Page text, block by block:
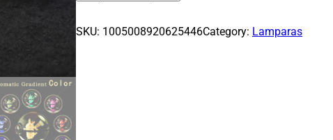
r
c
SKU: 1005008920625446Category: Lamparas